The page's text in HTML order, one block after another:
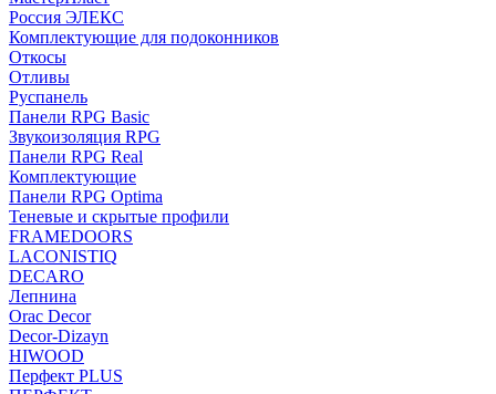
Россия ЭЛЕКС
Комплектующие для подоконников
Откосы
Отливы
Руспанель
Панели RPG Basic
Звукоизоляция RPG
Панели RPG Real
Комплектующие
Панели RPG Optima
Теневые и скрытые профили
FRAMEDOORS
LACONISTIQ
DECARO
Лепнина
Orac Decor
Decor-Dizayn
HIWOOD
Перфект PLUS